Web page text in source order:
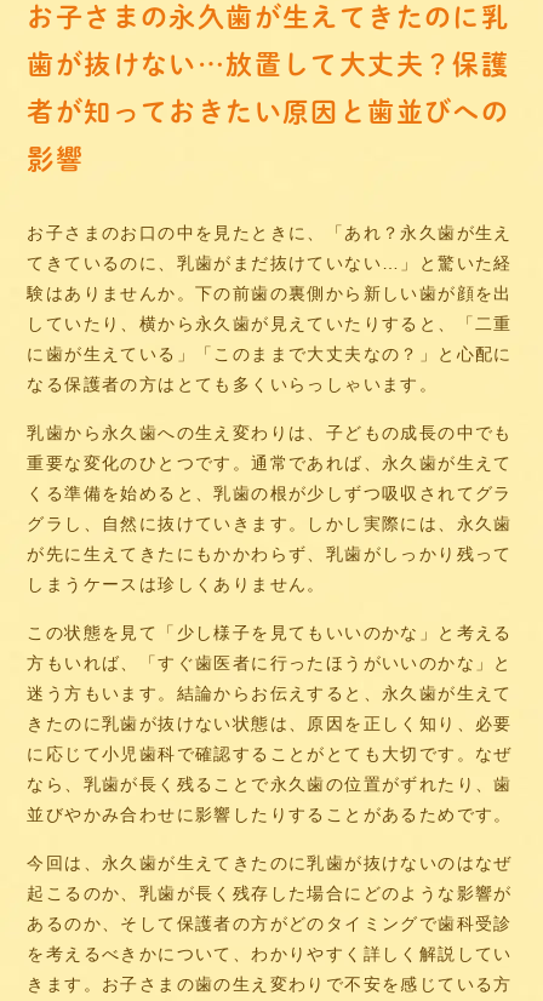
お子さまの永久歯が生えてきたのに乳
歯が抜けない…放置して大丈夫？保護
者が知っておきたい原因と歯並びへの
影響
お子さまのお口の中を見たときに、「あれ？永久歯が生え
てきているのに、乳歯がまだ抜けていない…」と驚いた経
験はありませんか。下の前歯の裏側から新しい歯が顔を出
していたり、横から永久歯が見えていたりすると、「二重
に歯が生えている」「このままで大丈夫なの？」と心配に
なる保護者の方はとても多くいらっしゃいます。
乳歯から永久歯への生え変わりは、子どもの成長の中でも
重要な変化のひとつです。通常であれば、永久歯が生えて
くる準備を始めると、乳歯の根が少しずつ吸収されてグラ
グラし、自然に抜けていきます。しかし実際には、永久歯
が先に生えてきたにもかかわらず、乳歯がしっかり残って
しまうケースは珍しくありません。
この状態を見て「少し様子を見てもいいのかな」と考える
方もいれば、「すぐ歯医者に行ったほうがいいのかな」と
迷う方もいます。結論からお伝えすると、永久歯が生えて
きたのに乳歯が抜けない状態は、原因を正しく知り、必要
に応じて小児歯科で確認することがとても大切です。なぜ
なら、乳歯が長く残ることで永久歯の位置がずれたり、歯
並びやかみ合わせに影響したりすることがあるためです。
今回は、永久歯が生えてきたのに乳歯が抜けないのはなぜ
起こるのか、乳歯が長く残存した場合にどのような影響が
あるのか、そして保護者の方がどのタイミングで歯科受診
を考えるべきかについて、わかりやすく詳しく解説してい
きます。お子さまの歯の生え変わりで不安を感じている方